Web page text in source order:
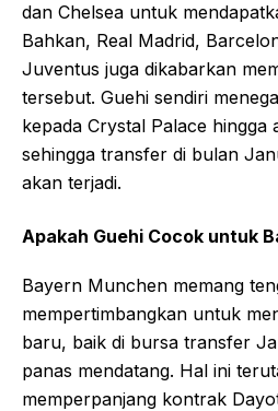
dan Chelsea untuk
Bahkan, Real Madrid,
Juventus juga dikabarkan
tersebut. Guehi sendiri
kepada Crystal Palace hingga
sehingga transfer di bulan
akan terjadi.
Apakah Guehi Cocok untuk
Bayern Munchen memang
mempertimbangkan untuk
baru, baik di bursa transfer
panas mendatang. Hal ini
memperpanjang kontrak